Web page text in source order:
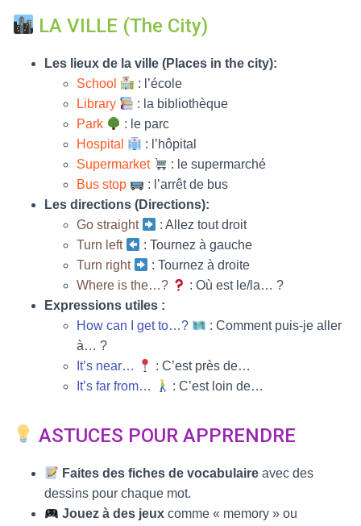
LA VILLE (The City)
Les lieux de la ville (Places in the city):
School
: l’école
Library
: la bibliothèque
Park
: le parc
Hospital
: l’hôpital
Supermarket
: le supermarché
Bus stop
: l’arrêt de bus
Les directions (Directions):
Go straight
: Allez tout droit
Turn left
: Tournez à gauche
Turn right
: Tournez à droite
Where is the…?
: Où est le/la… ?
Expressions utiles :
How can I get to…?
: Comment puis-je aller
à… ?
It’s near…
: C’est près de…
It’s far from…
: C’est loin de…
ASTUCES POUR APPRENDRE
Faites des fiches de vocabulaire avec des
dessins pour chaque mot.
Jouez à des jeux comme « memory » ou